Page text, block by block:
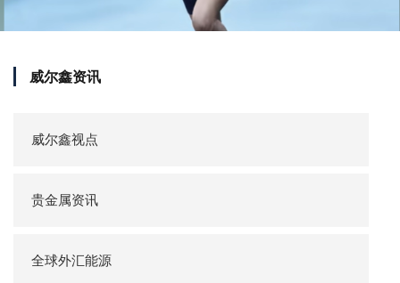
威尔鑫资讯
威尔鑫视点
贵金属资讯
全球外汇能源